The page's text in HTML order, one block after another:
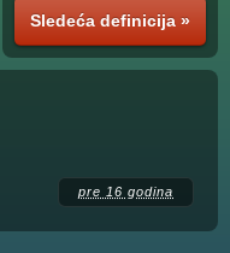
Sledeća definicija »
pre 16 godina